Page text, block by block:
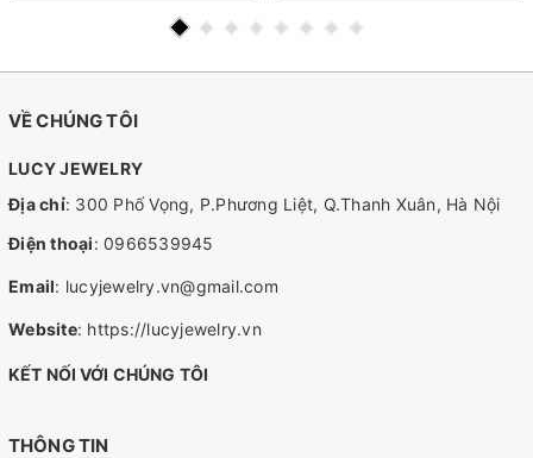
Lucy Jewelry
VỀ CHÚNG TÔI
LUCY JEWELRY
Địa chỉ: 300 Phố Vọng, P.Phương Liệt, Q.Thanh Xuân, Hà Nội
Điện thoại: 0966539945
Email: lucyjewelry.vn@gmail.com
Website: https://lucyjewelry.vn
KẾT NỐI VỚI CHÚNG TÔI
THÔNG TIN